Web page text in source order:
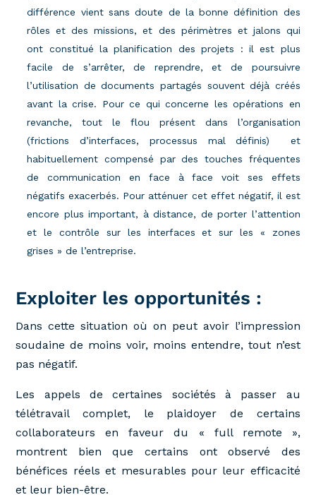
différence vient sans doute de la bonne définition des
rôles et des missions, et des périmètres et jalons qui
ont constitué la planification des projets : il est plus
facile de s’arrêter, de reprendre, et de poursuivre
l’utilisation de documents partagés souvent déjà créés
avant la crise. Pour ce qui concerne les opérations en
revanche, tout le flou présent dans l’organisation
(frictions d’interfaces, processus mal définis) et
habituellement compensé par des touches fréquentes
de communication en face à face voit ses effets
négatifs exacerbés. Pour atténuer cet effet négatif, il est
encore plus important, à distance, de porter l’attention
et le contrôle sur les interfaces et sur les « zones
grises » de l’entreprise.
Exploiter les opportunités :
Dans cette situation où on peut avoir l’impression
soudaine de moins voir, moins entendre, tout n’est
pas négatif.
Les appels de certaines sociétés à passer au
télétravail complet, le plaidoyer de certains
collaborateurs en faveur du « full remote »,
montrent bien que certains ont observé des
bénéfices réels et mesurables pour leur efficacité
et leur bien-être.